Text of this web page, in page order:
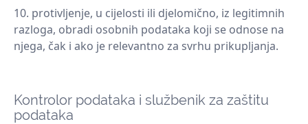
protivljenje, u cijelosti ili djelomično, iz legitimnih
razloga, obradi osobnih podataka koji se odnose na
njega, čak i ako je relevantno za svrhu prikupljanja.
Kontrolor podataka i službenik za zaštitu
podataka